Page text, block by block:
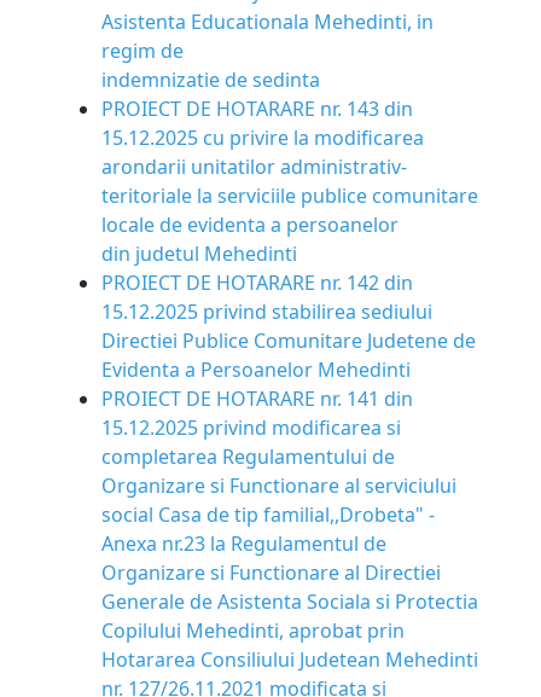
Asistenta Educationala Mehedinti, in
regim de
indemnizatie de sedinta
PROIECT DE HOTARARE nr. 143 din
15.12.2025 cu privire la modificarea
arondarii unitatilor administrativ-
teritoriale la serviciile publice comunitare
locale de evidenta a persoanelor
din judetul Mehedinti
PROIECT DE HOTARARE nr. 142 din
15.12.2025 privind stabilirea sediului
Directiei Publice Comunitare Judetene de
Evidenta a Persoanelor Mehedinti
PROIECT DE HOTARARE nr. 141 din
15.12.2025 privind modificarea si
completarea Regulamentului de
Organizare si Functionare al serviciului
social Casa de tip familial,,Drobeta" -
Anexa nr.23 la Regulamentul de
Organizare si Functionare al Directiei
Generale de Asistenta Sociala si Protectia
Copilului Mehedinti, aprobat prin
Hotararea Consiliului Judetean Mehedinti
nr. 127/26.11.2021 modificata si